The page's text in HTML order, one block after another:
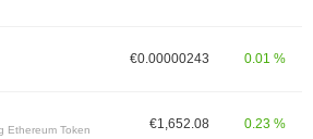
€0.00000243 0.01 %
Ethereum Token €1,652.08 0.23 %